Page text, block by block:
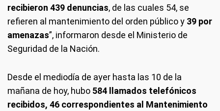
recibieron 439 denuncias, de las cuales 54, se
refieren al mantenimiento del orden público y 39 por
amenazas”, informaron desde el Ministerio de
Seguridad de la Nación.
Desde el mediodía de ayer hasta las 10 de la
mañana de hoy, hubo 584 llamados telefónicos
recibidos, 46 correspondientes al Mantenimiento